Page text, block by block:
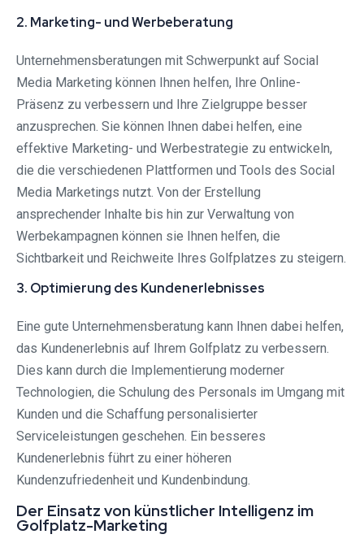
2. Marketing- und Werbeberatung
Unternehmensberatungen mit Schwerpunkt auf Social
Media Marketing können Ihnen helfen, Ihre Online-
Präsenz zu verbessern und Ihre Zielgruppe besser
anzusprechen. Sie können Ihnen dabei helfen, eine
effektive Marketing- und Werbestrategie zu entwickeln,
die die verschiedenen Plattformen und Tools des Social
Media Marketings nutzt. Von der Erstellung
ansprechender Inhalte bis hin zur Verwaltung von
Werbekampagnen können sie Ihnen helfen, die
Sichtbarkeit und Reichweite Ihres Golfplatzes zu steigern.
3. Optimierung des Kundenerlebnisses
Eine gute Unternehmensberatung kann Ihnen dabei helfen,
das Kundenerlebnis auf Ihrem Golfplatz zu verbessern.
Dies kann durch die Implementierung moderner
Technologien, die Schulung des Personals im Umgang mit
Kunden und die Schaffung personalisierter
Serviceleistungen geschehen. Ein besseres
Kundenerlebnis führt zu einer höheren
Kundenzufriedenheit und Kundenbindung.
Der Einsatz von künstlicher Intelligenz im
Golfplatz-Marketing